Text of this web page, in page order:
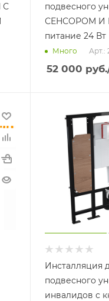
С
подвесного
СЕНСОРОМ И
питание 24 Вт
Много Арт.:
52 000 руб.
Инсталляция
подвесного
инвалидов с